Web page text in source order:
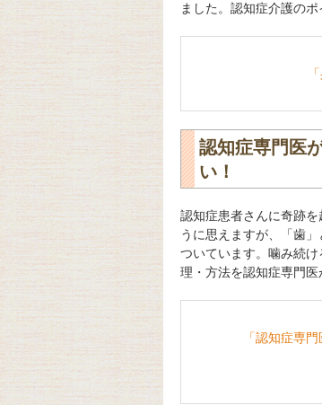
ました。認知症介護の
認知症専門医
い！
認知症患者さんに奇跡
うに思えますが、「歯
ついています。噛み続
理・方法を認知症専門医
「認知症専